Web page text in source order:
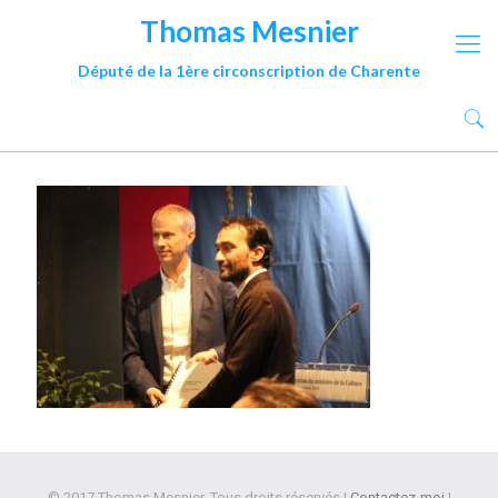
Thomas Mesnier
Député de la 1ère circonscription de Charente